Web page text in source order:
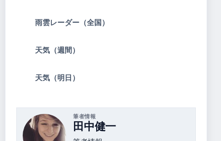
雨雲レーダー（全国）
天気（週間）
天気（明日）
筆者情報
田中健一